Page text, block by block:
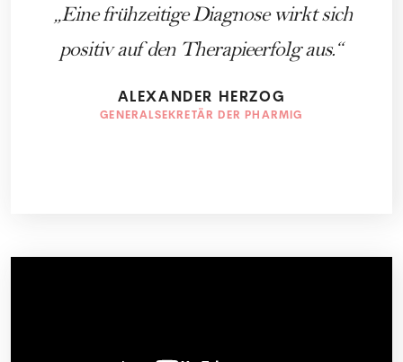
Eine frühzeitige Diagnose wirkt sich
positiv auf den Therapieerfolg aus.
ALEXANDER HERZOG
GENERALSEKRETÄR DER PHARMIG